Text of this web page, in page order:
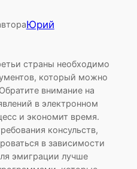
Юрий
страны необходимо
который можно
внимание на
в электронном
и экономит время.
консульств,
в зависимости
эмиграции лучше